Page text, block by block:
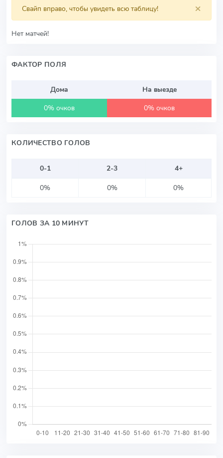
×
Свайп вправо, чтобы увидеть всю таблицу!
Нет матчей!
ФАКТОР ПОЛЯ
Дома
На выезде
0% очков
0% очков
КОЛИЧЕСТВО ГОЛОВ
0-1 2-3
4+
0%
0% 0%
ГОЛОВ ЗА 10 МИНУТ